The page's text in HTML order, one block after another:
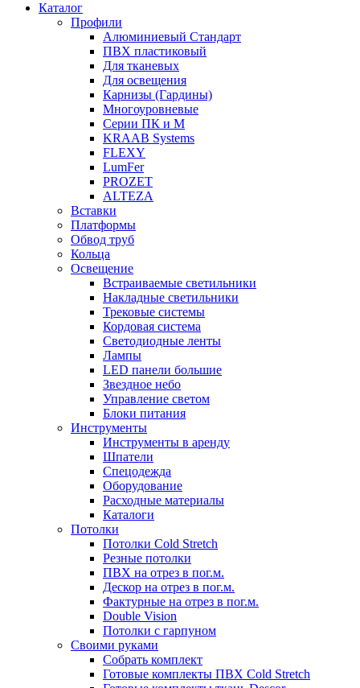
Каталог
Профили
Алюминиевый Стандарт
ПВХ пластиковый
Для тканевых
Для освещения
Карнизы (Гардины)
Многоуровневые
Серии ПК и М
KRAAB Systems
FLEXY
LumFer
PROZET
ALTEZA
Вставки
Платформы
Обвод труб
Кольца
Освещение
Встраиваемые светильники
Накладные светильники
Трековые системы
Кордовая система
Светодиодные ленты
Лампы
LED панели большие
Звездное небо
Управление светом
Блоки питания
Инструменты
Инструменты в аренду
Шпатели
Спецодежда
Оборудование
Расходные материалы
Каталоги
Потолки
Потолки Cold Stretch
Резные потолки
ПВХ на отрез в пог.м.
Дескор на отрез в пог.м.
Фактурные на отрез в пог.м.
Double Vision
Потолки с гарпуном
Своими руками
Собрать комплект
Готовые комплекты ПВХ Cold Stretch